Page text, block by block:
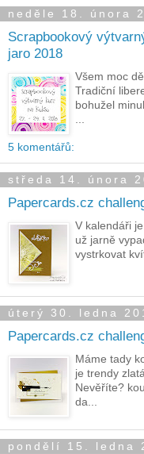
neděle 18. února
Scrapbookový
jaro 2018
Všem moc
Tradiční
bohužel
5 komentářů:
středa 14. února
Papercards.cz
V kalendáři
už jarně
vystrkovat
úterý 30. ledna
Papercards.cz
Máme tady
je trendy
Nevěříte?
da...
pondělí 15. ledna